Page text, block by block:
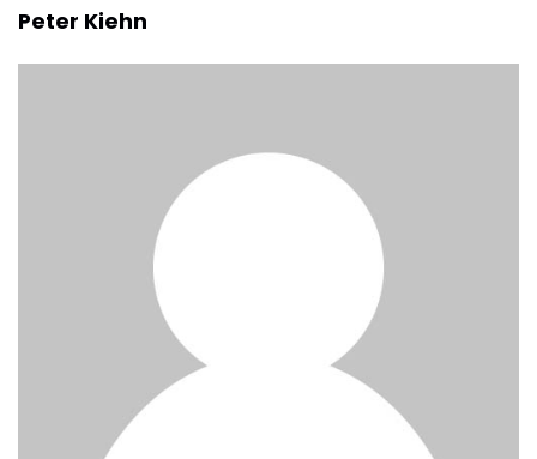
Peter Kiehn